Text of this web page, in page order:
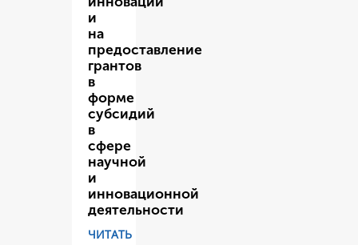
и
на
предоставление
грантов
в
форме
субсидий
в
сфере
научной
и
инновационной
деятельности
ЧИТАТЬ